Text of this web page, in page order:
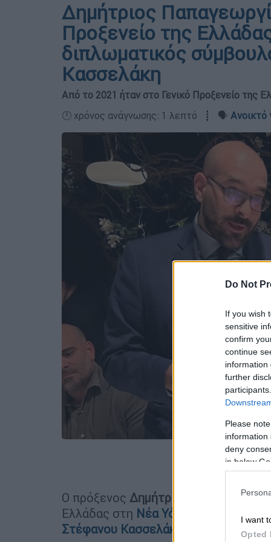
Do Not
If you wish
sensitive
confirm
continue
information
further
Please
information
deny
in below
I want
Opted
Δημήτριος
Προξενείο της
διπλωματικός
Κασσελάκη
Από το 2021 ήταν στο Γενικό Προξενείο της
🕛 χρόνος ανάγνωσης: 1 λεπτό ┋ 🗣️ Ανοικτό
Ο πρόξενος Δημήτριος
Ελλάδας στη Νέα Υόρκη
και
Στέφανου Κασσελάκη